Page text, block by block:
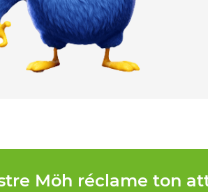
Möh réclame ton